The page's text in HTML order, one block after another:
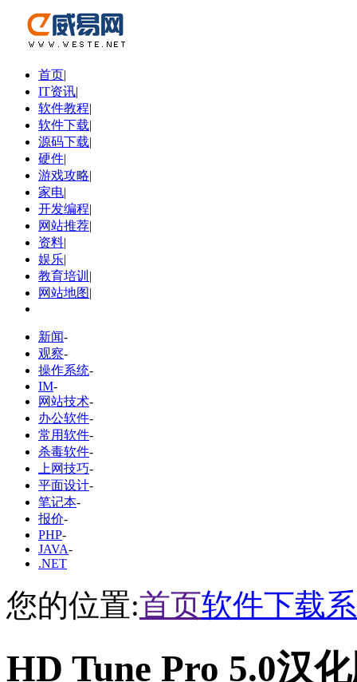
首页|
IT资讯|
软件教程|
软件下载|
源码下载|
硬件|
游戏攻略|
家电|
开发编程|
网站推荐|
资料|
娱乐|
教育培训 |
网站地图|
新闻-
观察-
操作系统-
IM-
网站技术-
办公软件-
常用软件-
杀毒软件-
上网技巧-
平面设计-
笔记本-
报价-
PHP-
JAVA-
.NET
您的位置:首页软件下载
HD Tune Pro 5.0汉